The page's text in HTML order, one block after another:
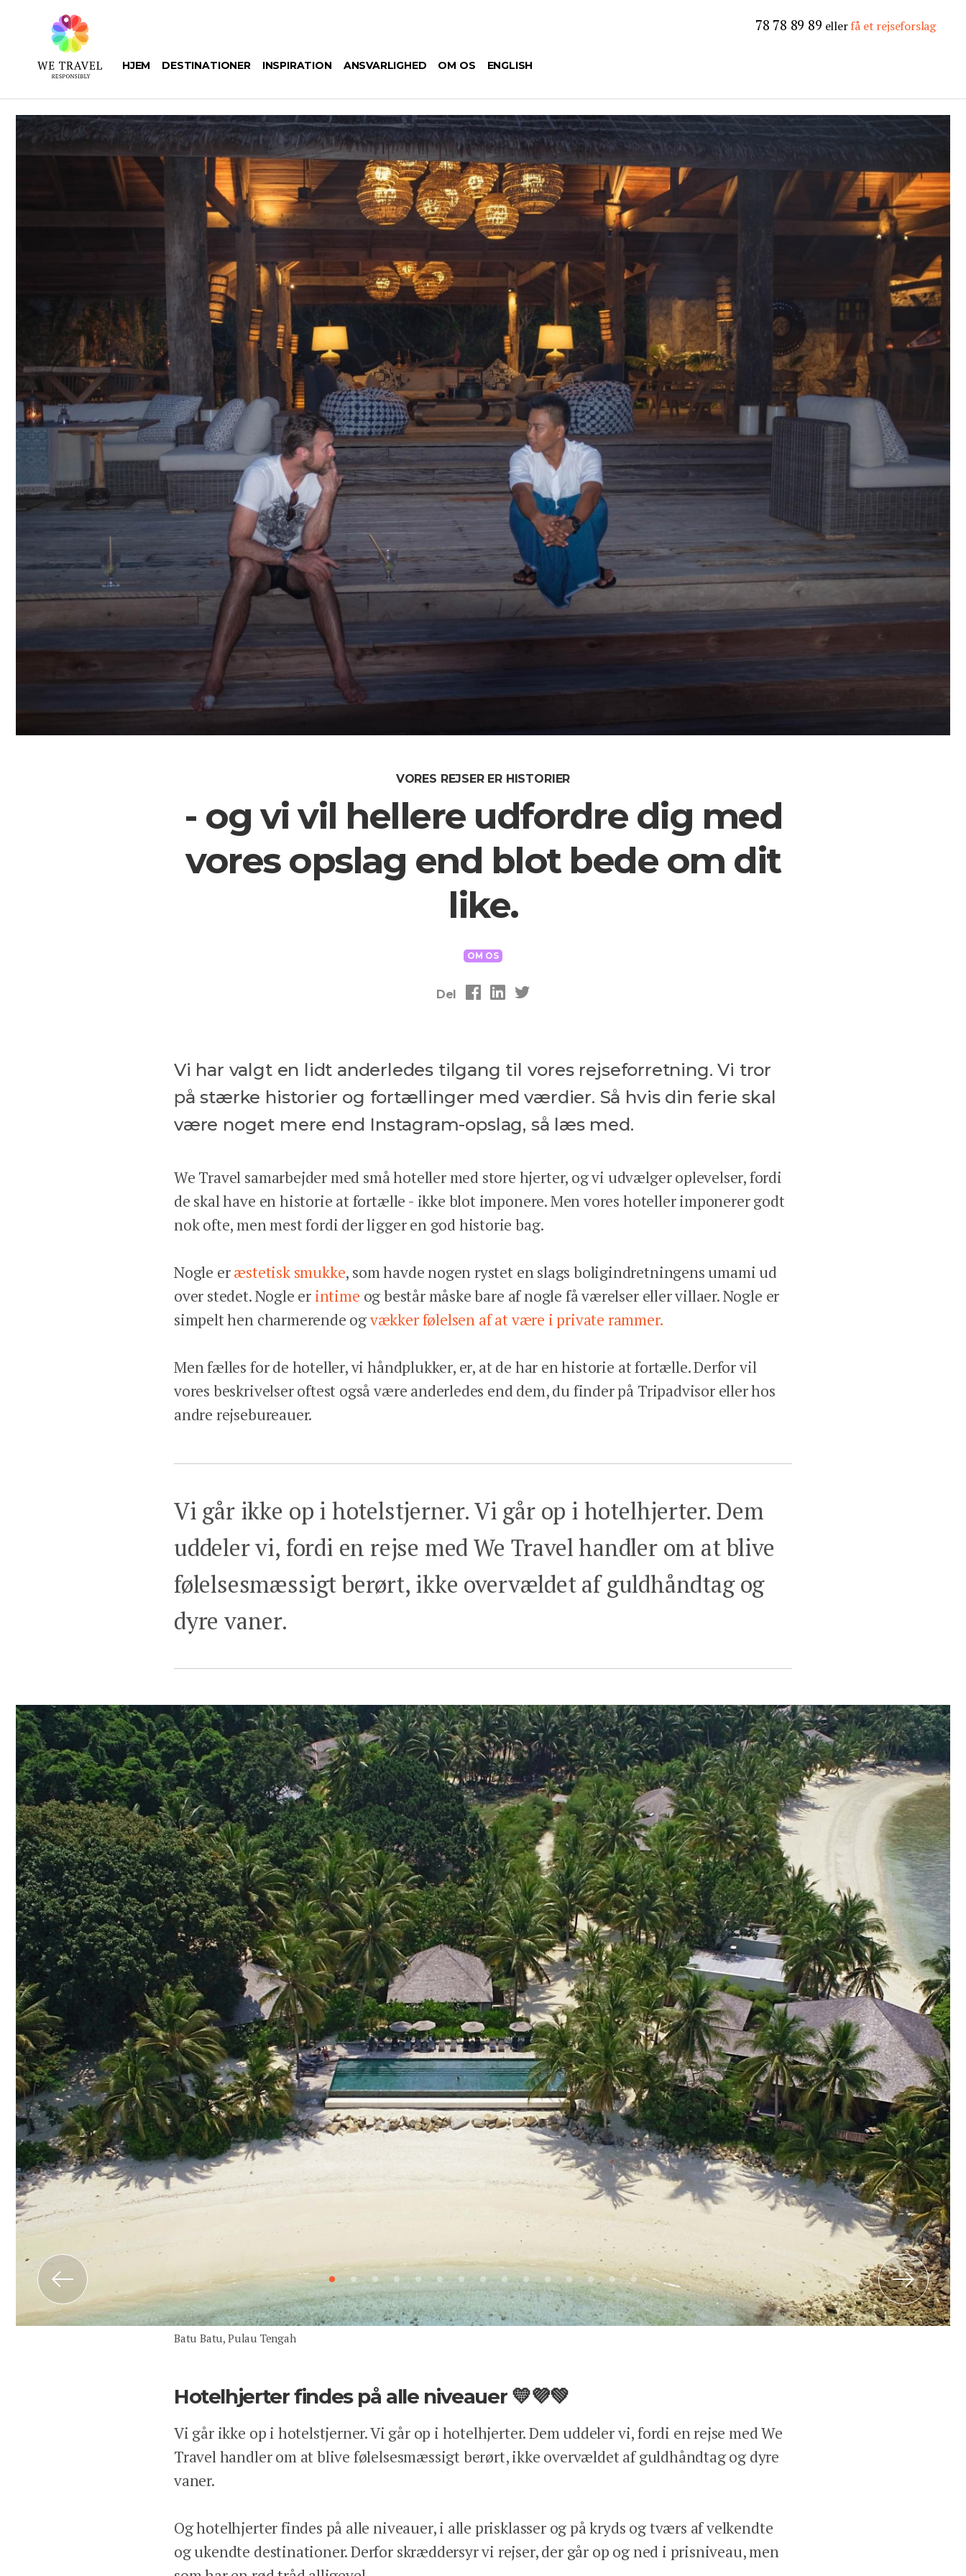
hovedindhold
HJEM DESTINATIONER INSPIRATION ANSVARLIGHED OM OS ENGLISH
78 78 89 89 ellerfå et rejseforslag
VORES REJSER ER HISTORIER
- og vi vil hellere udfordre dig med
vores opslag end blot bede om dit
like.
OM OS
Del
Vi har valgt en lidt anderledes tilgang til vores rejseforretning. Vi tror
på stærke historier og fortællinger med værdier. Så hvis din ferie skal
være noget mere end Instagram-opslag, så læs med.
We Travel samarbejder med små hoteller med store hjerter, og vi udvælger oplevelser, fordi
de skal have en historie at fortælle - ikke blot imponere. Men vores hoteller imponerer godt
nok ofte, men mest fordi der ligger en god historie bag.
Nogle eræstetisk smukke, som havde nogen rystet en slags boligindretningens umami ud
over stedet. Nogle er intime og består måske bare af nogle få værelser eller villaer. Nogle er
simpelt hen charmerende ogvækker følelsen af at være i private rammer.
Men fælles for de hoteller, vi håndplukker, er, at de har en historie at fortælle. Derfor vil
vores beskrivelser oftest også være anderledes end dem, du finder på Tripadvisor eller hos
andre rejsebureauer.
Vi går ikke op i hotelstjerner. Vi går op i hotelhjerter. Dem
uddeler vi, fordi en rejse med We Travel handler om at blive
følelsesmæssigt berørt, ikke overvældet af guldhåndtag og
dyre vaner.
Previous
Batu Batu, Pulau Tengah
Next
Hotelhjerter findes på alle niveauer 💛💜💚
Vi går ikke op i hotelstjerner. Vi går op i hotelhjerter. Dem uddeler vi, fordi en rejse med We
Travel handler om at blive følelsesmæssigt berørt, ikke overvældet af guldhåndtag og dyre
vaner.
Og hotelhjerter findes på alle niveauer, i alle prisklasser og på kryds og tværs af velkendte
og ukendte destinationer. Derfor skræddersyr vi rejser, der går op og ned i prisniveau, men